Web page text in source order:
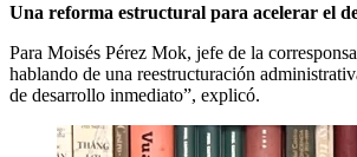
Una reforma estructural para acelerar el
Para Moisés Pérez Mok, jefe de la
hablando de una reestructuración
de desarrollo inmediato”, explicó.